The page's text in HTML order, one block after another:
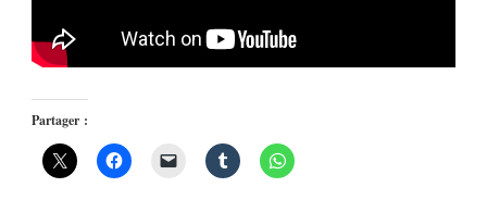
Partager :